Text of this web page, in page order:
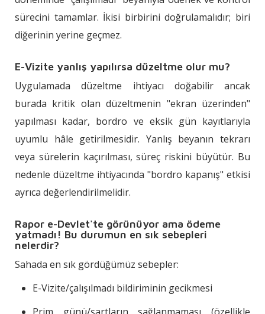
sürecini tamamlar. İkisi birbirini doğrulamalıdır; biri
diğerinin yerine geçmez.
E-Vizite yanlış yapılırsa düzeltme olur mu?
Uygulamada düzeltme ihtiyacı doğabilir ancak
burada kritik olan düzeltmenin "ekran üzerinden"
yapılması kadar, bordro ve eksik gün kayıtlarıyla
uyumlu hâle getirilmesidir. Yanlış beyanın tekrarı
veya sürelerin kaçırılması, süreç riskini büyütür. Bu
nedenle düzeltme ihtiyacında "bordro kapanış" etkisi
ayrıca değerlendirilmelidir.
Rapor e-Devlet'te görünüyor ama ödeme
yatmadı! Bu durumun en sık sebepleri
nelerdir?
Sahada en sık gördüğümüz sebepler:
E-Vizite/çalışılmadı bildiriminin gecikmesi